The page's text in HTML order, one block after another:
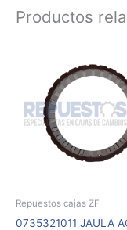
Productos
Repuestos cajas ZF
0735321011 JAULA